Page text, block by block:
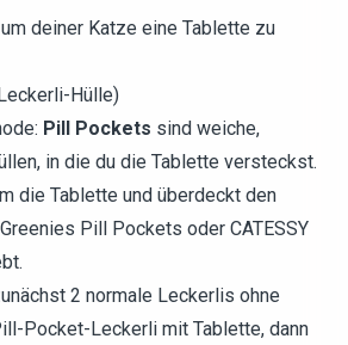
deiner Katze eine Tablette zu
Hülle)
Pill Pockets sind weiche,
in die du die Tablette versteckst.
die Tablette und überdeckt den
Pill Pockets oder CATESSY
2 normale Leckerlis ohne
Pocket-Leckerli mit Tablette, dann